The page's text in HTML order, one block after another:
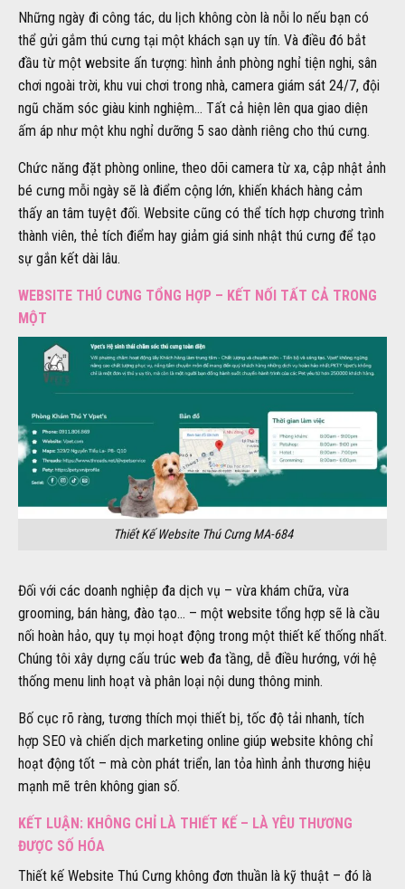
Những ngày đi công tác, du lịch không còn là nỗi lo nếu bạn có
thể gửi gắm thú cưng tại một khách sạn uy tín. Và điều đó bắt
đầu từ một website ấn tượng: hình ảnh phòng nghỉ tiện nghi, sân
chơi ngoài trời, khu vui chơi trong nhà, camera giám sát 24/7, đội
ngũ chăm sóc giàu kinh nghiệm… Tất cả hiện lên qua giao diện
ấm áp như một khu nghỉ dưỡng 5 sao dành riêng cho thú cưng.
Chức năng đặt phòng online, theo dõi camera từ xa, cập nhật ảnh
bé cưng mỗi ngày sẽ là điểm cộng lớn, khiến khách hàng cảm
thấy an tâm tuyệt đối. Website cũng có thể tích hợp chương trình
thành viên, thẻ tích điểm hay giảm giá sinh nhật thú cưng để tạo
sự gắn kết dài lâu.
WEBSITE THÚ CƯNG TỔNG HỢP – KẾT NỐI TẤT CẢ TRONG
MỘT
Thiết Kế Website Thú Cưng MA-684
Đối với các doanh nghiệp đa dịch vụ – vừa khám chữa, vừa
grooming, bán hàng, đào tạo… – một website tổng hợp sẽ là cầu
nối hoàn hảo, quy tụ mọi hoạt động trong một thiết kế thống nhất.
Chúng tôi xây dựng cấu trúc web đa tầng, dễ điều hướng, với hệ
thống menu linh hoạt và phân loại nội dung thông minh.
Bố cục rõ ràng, tương thích mọi thiết bị, tốc độ tải nhanh, tích
hợp SEO và chiến dịch marketing online giúp website không chỉ
hoạt động tốt – mà còn phát triển, lan tỏa hình ảnh thương hiệu
mạnh mẽ trên không gian số.
KẾT LUẬN: KHÔNG CHỈ LÀ THIẾT KẾ – LÀ YÊU THƯƠNG
ĐƯỢC SỐ HÓA
Thiết kế Website Thú Cưng không đơn thuần là kỹ thuật – đó là